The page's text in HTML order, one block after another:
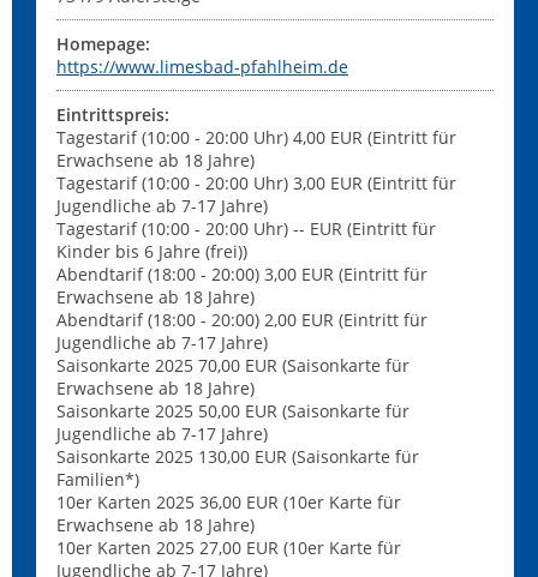
Homepage:
https://www.limesbad-pfahlheim.de
Eintrittspreis:
Tagestarif (10:00 - 20:00 Uhr) 4,00 EUR (Eintritt für
Erwachsene ab 18 Jahre)
Tagestarif (10:00 - 20:00 Uhr) 3,00 EUR (Eintritt für
Jugendliche ab 7-17 Jahre)
Tagestarif (10:00 - 20:00 Uhr) -- EUR (Eintritt für
Kinder bis 6 Jahre (frei))
Abendtarif (18:00 - 20:00) 3,00 EUR (Eintritt für
Erwachsene ab 18 Jahre)
Abendtarif (18:00 - 20:00) 2,00 EUR (Eintritt für
Jugendliche ab 7-17 Jahre)
Saisonkarte 2025 70,00 EUR (Saisonkarte für
Erwachsene ab 18 Jahre)
Saisonkarte 2025 50,00 EUR (Saisonkarte für
Jugendliche ab 7-17 Jahre)
Saisonkarte 2025 130,00 EUR (Saisonkarte für
Familien*)
10er Karten 2025 36,00 EUR (10er Karte für
Erwachsene ab 18 Jahre)
10er Karten 2025 27,00 EUR (10er Karte für
Jugendliche ab 7-17 Jahre)